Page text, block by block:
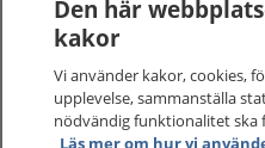
1177 ger dig råd när du
Den här
kakor
Vi använder kakor, cookies,
upplevelse, sammanställa
nödvändig funktionalitet ska
Läs mer om hur vi